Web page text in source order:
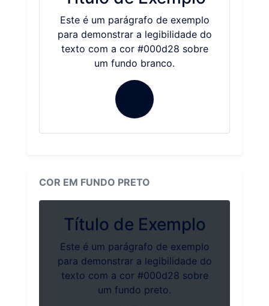
Este é um parágrafo de exemplo
para demonstrar a legibilidade do
texto com a cor #000d28 sobre
um fundo branco.
COR EM FUNDO PRETO
Título de Exemplo
Este é um parágrafo de exemplo
para demonstrar a legibilidade do
texto com a cor #000d28 sobre
um fundo preto.